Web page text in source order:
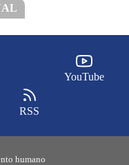
YouTube
RSS
humano